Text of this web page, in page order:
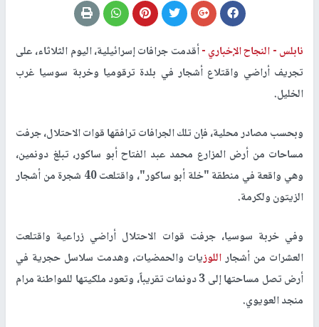
نابلس -النجاح الإخباري -أقدمت جرافات إسرائيلية، اليوم الثلاثاء، على
تجريف أراضي واقتلاع أشجار في بلدة ترقوميا وخربة سوسيا غرب
الخليل.
وبحسب مصادر محلية، فإن تلك الجرافات ترافقها قوات الاحتلال، جرفت
مساحات من أرض المزارع محمد عبد الفتاح أبو ساكور، تبلغ دونمين،
وهي واقعة في منطقة "خلة أبو ساكور"، واقتلعت 40 شجرة من أشجار
الزيتون ولكرمة.
وفي خربة سوسيا، جرفت قوات الاحتلال أراضي زراعية واقتلعت
العشرات من أشجاراللوزيات والحمضيات، وهدمت سلاسل حجرية في
أرض تصل مساحتها إلى 3 دونمات تقريباً، وتعود ملكيتها للمواطنة مرام
منجد العويوي.